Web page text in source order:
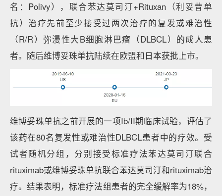
名：Polivy），联合苯达莫司汀+Rituxan（利妥昔单
抗）治疗先前至少接受过两次治疗的复发或难治性
（R/R）弥漫性大B细胞淋巴瘤（DLBCL）的成人患
者。随后维博妥珠单抗陆续在欧盟和日本获批上市。
维博妥珠单抗之前开展的一项Ib/II期临床试验，评估了
该药在80名复发性或难治性DLBCL患者中的疗效。受
试者随机分组，分别接受标准疗法苯达莫司汀联合
rituximab或维博妥珠单抗联合苯达莫司汀和rituximab治
疗。结果表明，标准疗法组患者的完全缓解率为18%，